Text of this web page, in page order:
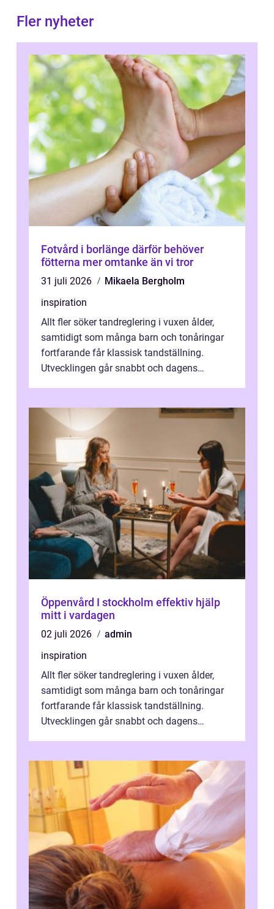
Fler nyheter
Fotvård i borlänge därför behöver
fötterna mer omtanke än vi tror
31 juli 2026
Mikaela Bergholm
inspiration
Allt fler söker tandreglering i vuxen ålder,
samtidigt som många barn och tonåringar
fortfarande får klassisk tandställning.
Utvecklingen går snabbt och dagens
Öppenvård I stockholm effektiv hjälp
mitt i vardagen
02 juli 2026
admin
inspiration
Allt fler söker tandreglering i vuxen ålder,
samtidigt som många barn och tonåringar
fortfarande får klassisk tandställning.
Utvecklingen går snabbt och dagens